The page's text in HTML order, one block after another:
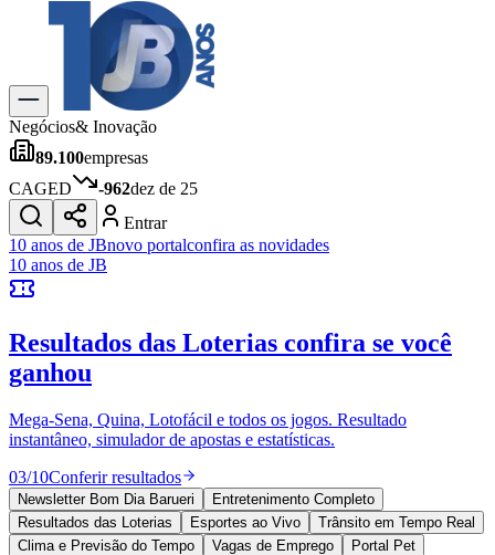
Explore Tudo
Últimas Notícias
Previsão do Tempo
Trânsito e Rotas
Dia a Dia & Lazer
Gastronomia
Cinema & Shows
JogosNovo
Para Sua Empresa
Publicidade Legal
Política
Esportes
Saúde
Cultura
Meio Ambiente
Obras
Educação
Negócios& Inovação
89.100empresas
CAGED
-962dez de 25
Entrar
10 anos de JBnovo portalconfira as novidades
10 anos de JB
Resultados das Loterias confira se você
ganhou
Mega-Sena, Quina, Lotofácil e todos os jogos. Resultado
instantâneo, simulador de apostas e estatísticas.
03/10Conferir resultados
Newsletter Bom Dia Barueri
Entretenimento Completo
Resultados das Loterias
Esportes ao Vivo
Trânsito em Tempo Real
Clima e Previsão do Tempo
Vagas de Emprego
Portal Pet